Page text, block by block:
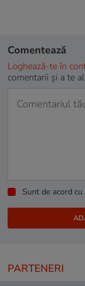
Comentează
Loghează-te în
comentarii și a te
Sunt de acord cu
PARTENERI